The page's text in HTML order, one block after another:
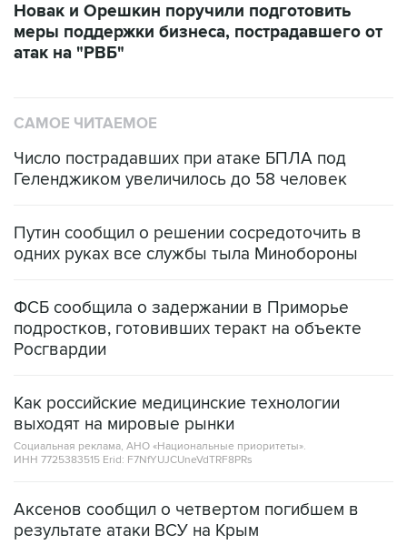
Новак и Орешкин поручили подготовить
меры поддержки бизнеса, пострадавшего от
атак на "РВБ"
САМОЕ ЧИТАЕМОЕ
Число пострадавших при атаке БПЛА под
Геленджиком увеличилось до 58 человек
Путин сообщил о решении сосредоточить в
одних руках все службы тыла Минобороны
ФСБ сообщила о задержании в Приморье
подростков, готовивших теракт на объекте
Росгвардии
Как российские медицинские технологии
выходят на мировые рынки
Социальная реклама, АНО «Национальные приоритеты».
ИНН 7725383515 Erid: F7NfYUJCUneVdTRF8PRs
Аксенов сообщил о четвертом погибшем в
результате атаки ВСУ на Крым